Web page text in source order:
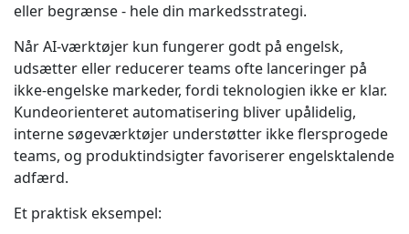
eller begrænse - hele din markedsstrategi.
Når AI-værktøjer kun fungerer godt på engelsk,
udsætter eller reducerer teams ofte lanceringer på
ikke-engelske markeder, fordi teknologien ikke er klar.
Kundeorienteret automatisering bliver upålidelig,
interne søgeværktøjer understøtter ikke flersprogede
teams, og produktindsigter favoriserer engelsktalende
adfærd.
Et praktisk eksempel: